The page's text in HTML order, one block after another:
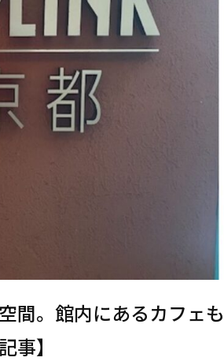
間。館内にあるカフェも
事】